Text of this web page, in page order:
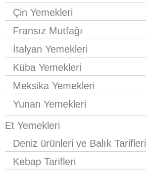
Çin Yemekleri
Fransız Mutfağı
İtalyan Yemekleri
Küba Yemekleri
Meksika Yemekleri
Yunan Yemekleri
Et Yemekleri
Deniz ürünleri ve Balık Tarifleri
Kebap Tarifleri